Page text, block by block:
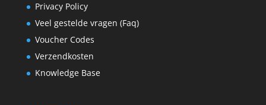
Privacy Policy
Veel gestelde vragen (Faq)
Voucher Codes
Verzendkosten
Knowledge Base